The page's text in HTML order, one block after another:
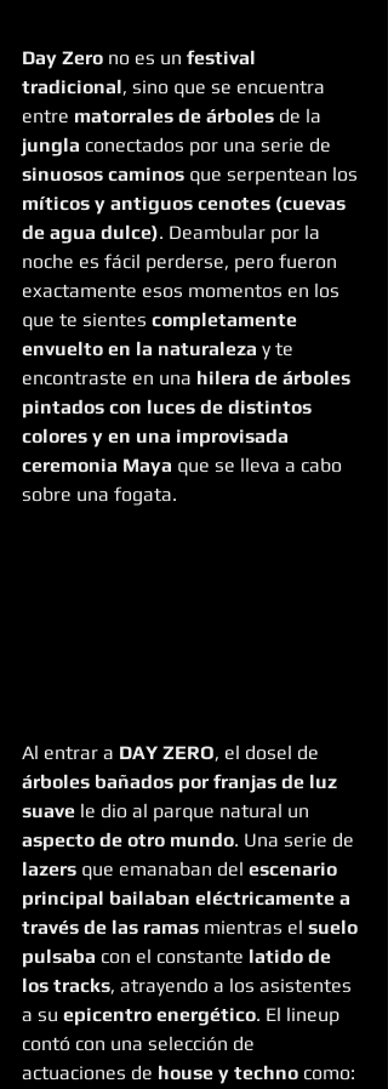
Day Zero no es un festival
tradicional, sino que se encuentra
entre matorrales de árboles de la
jungla conectados por una serie de
sinuosos caminos que serpentean los
míticos y antiguos cenotes (cuevas
de agua dulce). Deambular por la
noche es fácil perderse, pero fueron
exactamente esos momentos en los
que te sientes completamente
envuelto en la naturaleza y te
encontraste en una hilera de árboles
pintados con luces de distintos
colores y en una improvisada
ceremonia Maya que se lleva a cabo
sobre una fogata.
Al entrar a DAY ZERO, el dosel de
árboles bañados por franjas de luz
suave le dio al parque natural un
aspecto de otro mundo. Una serie de
lazers que emanaban del escenario
principal bailaban eléctricamente a
través de las ramas mientras el suelo
pulsaba con el constante latido de
los tracks, atrayendo a los asistentes
a su epicentro energético. El lineup
contó con una selección de
actuaciones de house y techno como: